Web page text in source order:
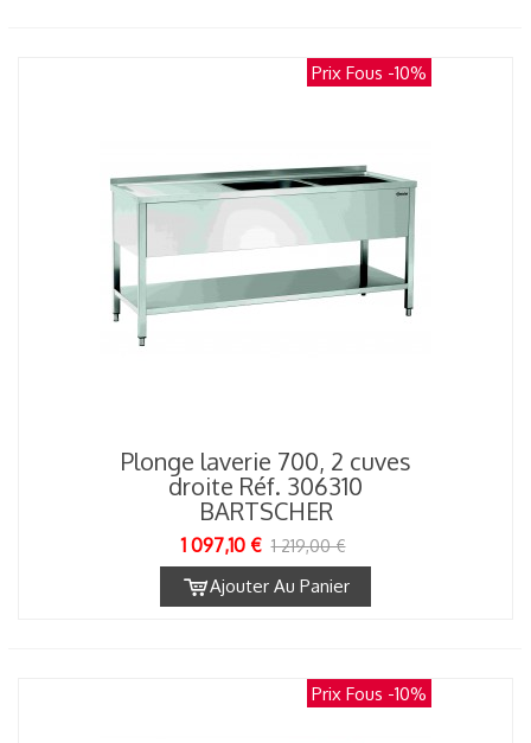
Prix Fous -10%
Plonge laverie 700, 2 cuves
droite Réf. 306310
BARTSCHER
1 097,10 € 1 219,00 €
Ajouter Au Panier
Prix Fous -10%